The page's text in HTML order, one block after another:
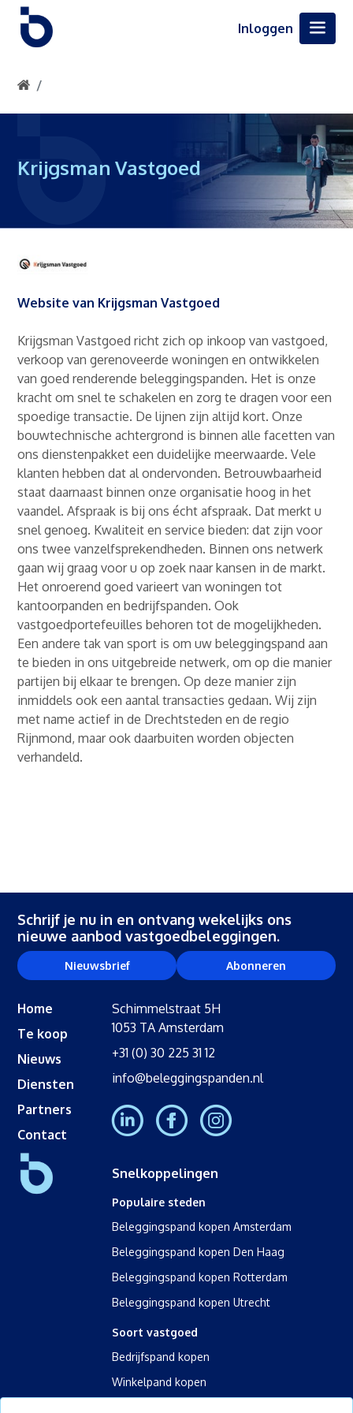
Inloggen
Krijgsman Vastgoed
Website van Krijgsman Vastgoed
Krijgsman Vastgoed richt zich op inkoop van vastgoed,
verkoop van gerenoveerde woningen en ontwikkelen
van goed renderende beleggingspanden. Het is onze
kracht om snel te schakelen en zorg te dragen voor een
spoedige transactie. De lijnen zijn altijd kort. Onze
bouwtechnische achtergrond is binnen alle facetten van
ons dienstenpakket een duidelijke meerwaarde. Vele
klanten hebben dat al ondervonden. Betrouwbaarheid
staat daarnaast binnen onze organisatie hoog in het
vaandel. Afspraak is bij ons écht afspraak. Dat merkt u
snel genoeg. Kwaliteit en service bieden: dat zijn voor
ons twee vanzelfsprekendheden. Binnen ons netwerk
gaan wij graag voor u op zoek naar kansen in de markt.
Het onroerend goed varieert van woningen tot
kantoorpanden en bedrijfspanden. Ook
vastgoedportefeuilles behoren tot de mogelijkheden.
Een andere tak van sport is om uw beleggingspand aan
te bieden in ons uitgebreide netwerk, om op die manier
partijen bij elkaar te brengen. Op deze manier zijn
inmiddels ook een aantal transacties gedaan. Wij zijn
met name actief in de Drechtsteden en de regio
Rijnmond, maar ook daarbuiten worden objecten
verhandeld.
Schrijf je nu in en ontvang wekelijks ons
nieuwe aanbod vastgoedbeleggingen.
Nieuwsbrief Abonneren
Home
Te koop
Nieuws
Diensten
Partners
Contact
Schimmelstraat 5H
1053 TA Amsterdam
+31 (0) 30 225 31 12
info@beleggingspanden.nl
Snelkoppelingen
Populaire steden
Beleggingspand kopen Amsterdam
Beleggingspand kopen Den Haag
Beleggingspand kopen Rotterdam
Beleggingspand kopen Utrecht
Soort vastgoed
Bedrijfspand kopen
Winkelpand kopen